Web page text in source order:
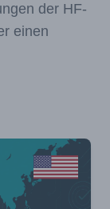
der HF-
einen